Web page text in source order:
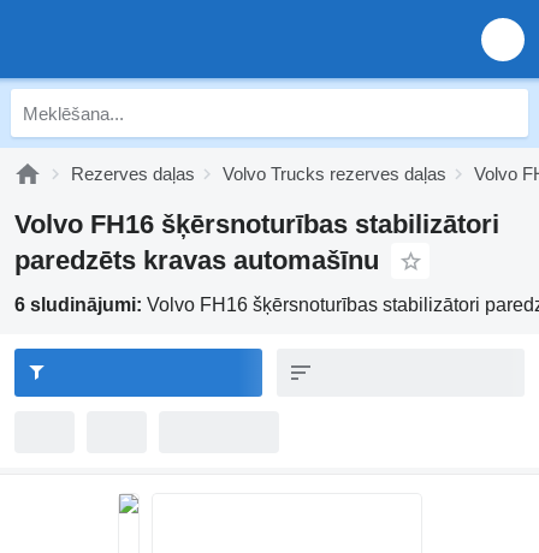
Rezerves daļas Volvo Trucks rezerves daļas Volvo
Volvo FH16 šķērsnoturības stabilizātori
paredzēts kravas automašīnu
6 sludinājumi: Volvo FH16 šķērsnoturības stabilizātori